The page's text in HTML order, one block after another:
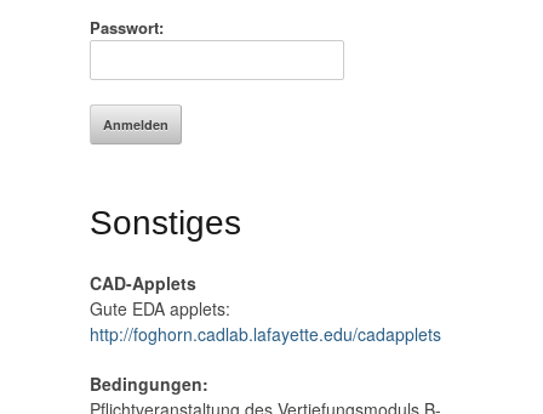
Passwort:
Sonstiges
CAD-Applets
Gute EDA applets:
http://foghorn.cadlab.lafayette.edu/cadapplets
Bedingungen:
Pflichtveranstaltung des Vertiefungsmoduls B-